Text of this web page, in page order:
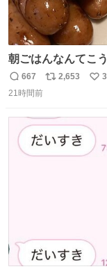
朝ごはんなんてこ
返
信
667
リ
ト
数
2,653
い
数
21時間前